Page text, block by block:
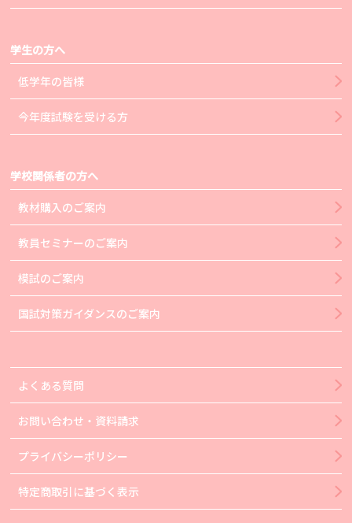
学生の方へ
低学年の皆様
今年度試験を受ける方
学校関係者の方へ
教材購入のご案内
教員セミナーのご案内
模試のご案内
国試対策ガイダンスのご案内
よくある質問
お問い合わせ・資料請求
プライバシーポリシー
特定商取引に基づく表示